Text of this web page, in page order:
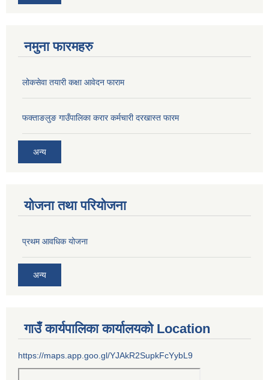
नमुना फारमहरु
लोकसेवा तयारी कक्षा आवेदन फाराम
फक्ताङलुङ गाउँपालिका करार कर्मचारी दरखास्त फारम
अन्य
योजना तथा परियोजना
प्रथम आवधिक योजना
अन्य
गाउँ कार्यपालिका कार्यालयको Location
https://maps.app.goo.gl/YJAkR2SupkFcYybL9